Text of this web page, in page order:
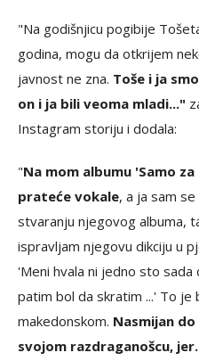
"Na godišnjicu pogibije
godina, mogu da otkrijem
javnost ne zna. Toše i ja
on i ja bili veoma mladi..."
Instagram storiju i dodala:
"Na mom albumu 'Samo
prateće vokale, a ja sam
stvaranju njegovog albuma,
ispravljam njegovu dikciju u
'Meni hvala ni jedno sto
patim bol da skratim ...' To je
makedonskom. Nasmijan
svojom razdraganošcu,